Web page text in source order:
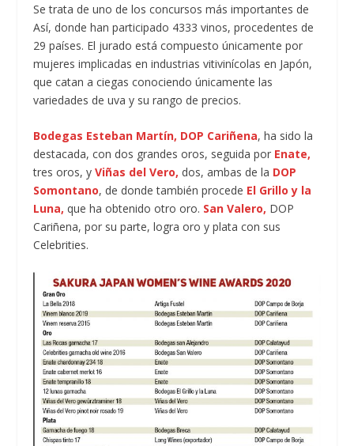
Se trata de uno de los concursos más importantes de
Así, donde han participado 4333 vinos, procedentes de
29 países. El jurado está compuesto únicamente por
mujeres implicadas en industrias vitivinícolas en Japón,
que catan a ciegas conociendo únicamente las
variedades de uva y su rango de precios.
Bodegas Esteban Martín, DOP Cariñena, ha sido la
destacada, con dos grandes oros, seguida por Enate,
tres oros, yViñas del Vero, dos, ambas de la DOP
Somontano, de donde también procede El Grillo y la
Luna, que ha obtenido otro oro. San Valero, DOP
Cariñena, por su parte, logra oro y plata con sus
Celebrities.